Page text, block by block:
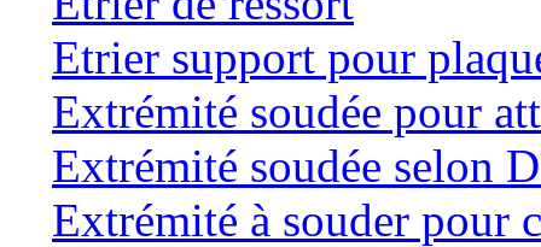
Etrier support pour
Extrémité soudée pour
Extrémité soudée selon
Extrémité à souder pour